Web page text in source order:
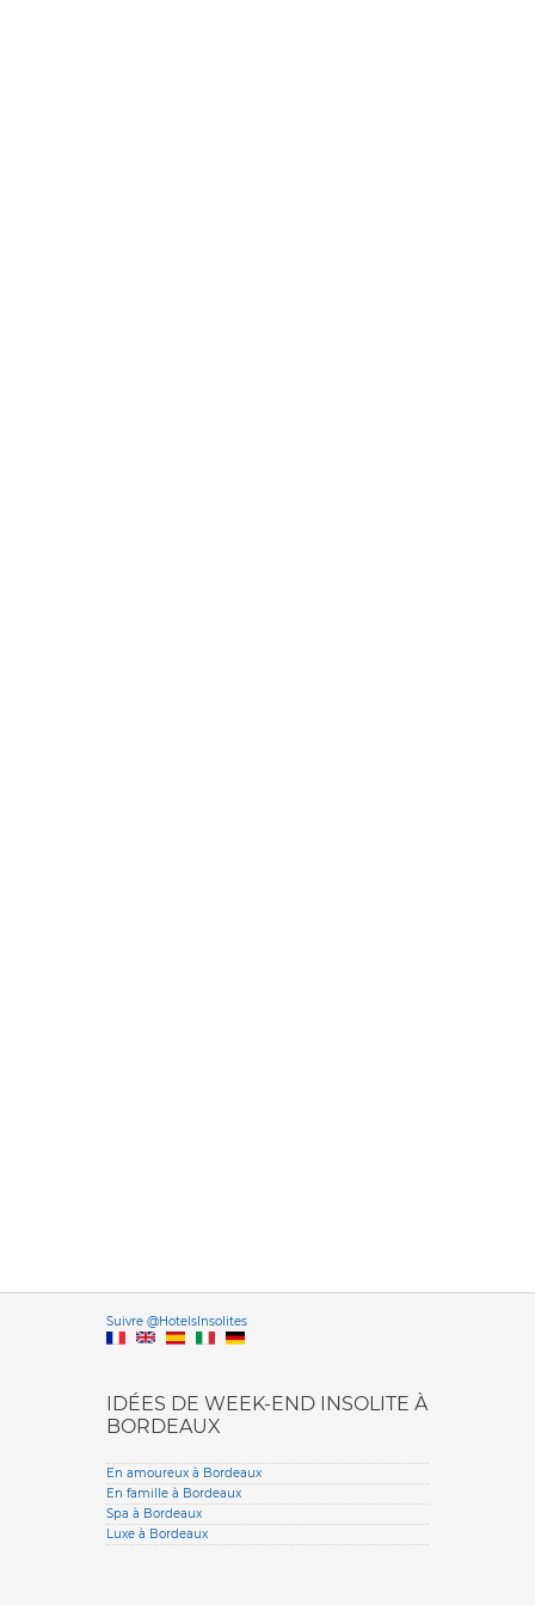
Suivre @HotelsInsolitesVersione
IDÉES DE WEEK-END INSOLITE À
BORDEAUX
En amoureux à Bordeaux
En famille à Bordeaux
Spa à Bordeaux
Luxe à Bordeaux